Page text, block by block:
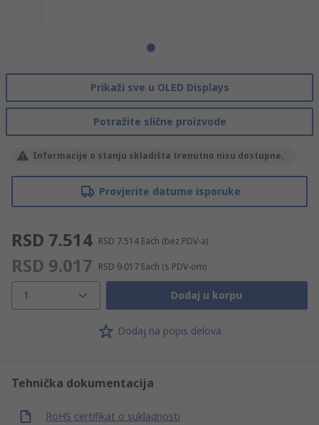
Prikaži sve u OLED Displays
Potražite slične proizvode
Informacije o stanju skladišta trenutno nisu dostupne.
Provjerite datume isporuke
RSD 7.514 RSD 7.514 Each (bez PDV-a)
RSD 9.017 RSD 9.017 Each (s PDV-om)
1 Dodaj u korpu
Dodaj na popis delova
Tehnička dokumentacija
RoHS certifikat o sukladnosti